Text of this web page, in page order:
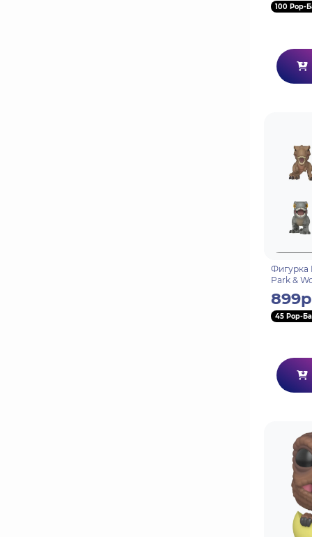
100 Pop-
Фигурка
Park &
45 Pop-